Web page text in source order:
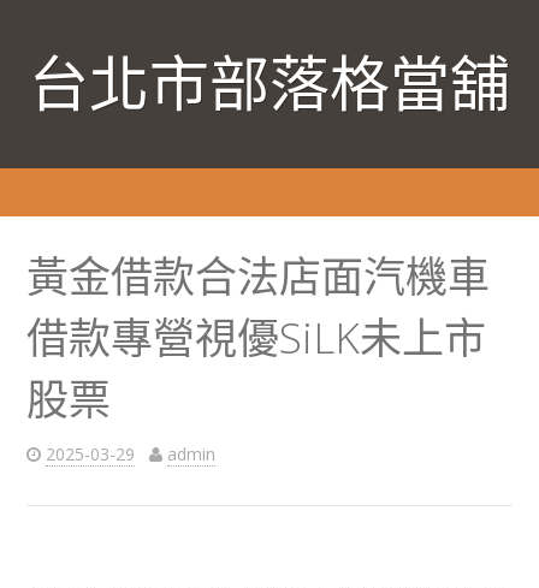
台北市部落格當舖
黃金借款合法店面汽機車
借款專營視優SiLK未上市
股票
2025-03-29 admin